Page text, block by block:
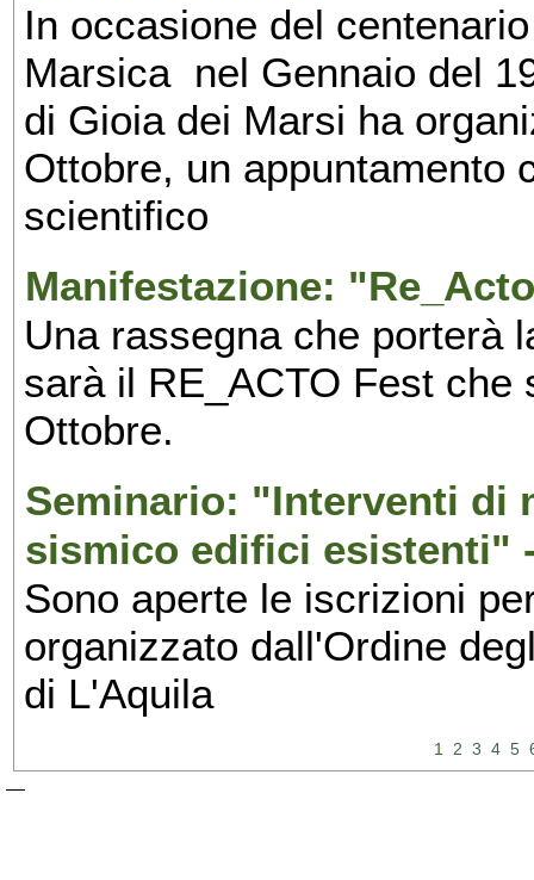
In occasione del
Marsica nel Gennaio del
di Gioia dei Marsi ha
Ottobre, un appuntamento
scientifico
Manifestazione:
Una rassegna che porterà
sarà il RE_ACTO Fest
Ottobre.
Seminario: "Interventi di
sismico edifici esistenti"
Sono aperte le iscrizioni
organizzato dall'Ordine
di L'Aquila
1 2 3 4 5